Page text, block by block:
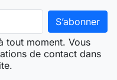
tout moment. Vous
de contact dans